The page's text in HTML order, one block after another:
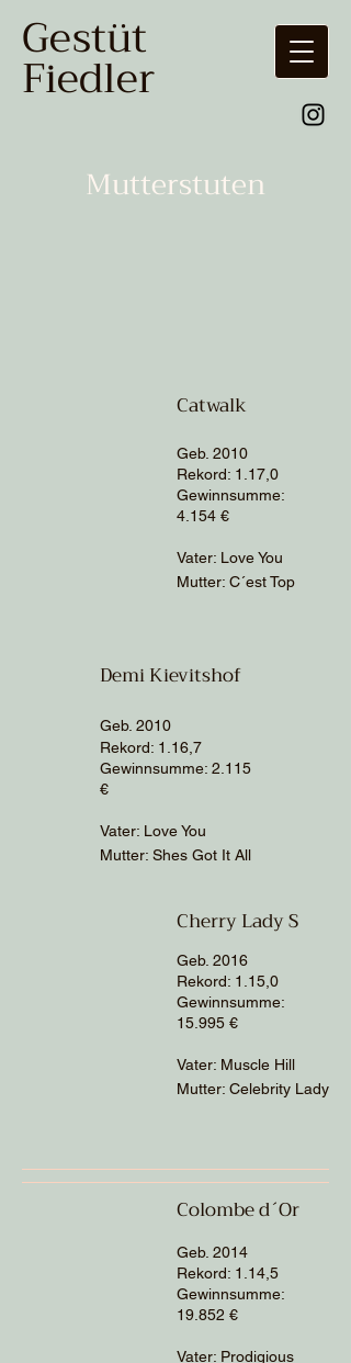
Gestüt
Fiedler
Mutterstuten
Catwalk
Geb. 2010
Rekord: 1.17,0
Gewinnsumme:
4.154 €
Vater: Love You
Mutter: C´est Top
Demi Kievitshof
Geb. 2010
Rekord: 1.16,7
Gewinnsumme: 2.115
€
Vater: Love You
Mutter: Shes Got It All
Cherry Lady S
Geb. 2016
Rekord: 1.15,0
Gewinnsumme:
15.995 €
Vater: Muscle Hill
Mutter: Celebrity Lady
Colombe d´Or
Geb. 2014
Rekord: 1.14,5
Gewinnsumme:
19.852 €
Vater: Prodigious